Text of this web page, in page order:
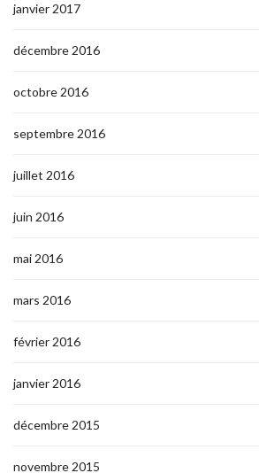
janvier 2017
décembre 2016
octobre 2016
septembre 2016
juillet 2016
juin 2016
mai 2016
mars 2016
février 2016
janvier 2016
décembre 2015
novembre 2015